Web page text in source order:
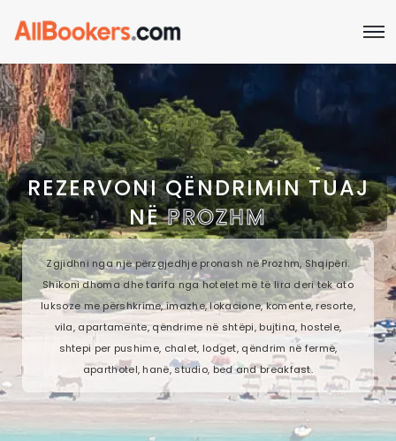
REZERVONI QËNDRIMIN TUAJ
NËPROZHM
Zgjidhni nga një përzgjedhje pronash në Prozhm, Shqipëri.
Shikoni dhoma dhe tarifa nga hotelet më të lira deri tek ato
luksoze me përshkrime, imazhe, lokacione, komente, resorte,
vila, apartamente, qëndrime në shtëpi, bujtina, hostele,
shtepi per pushime, chalet, lodget, qëndrim në fermë,
aparthotel, hanë, studio, bed and breakfast.